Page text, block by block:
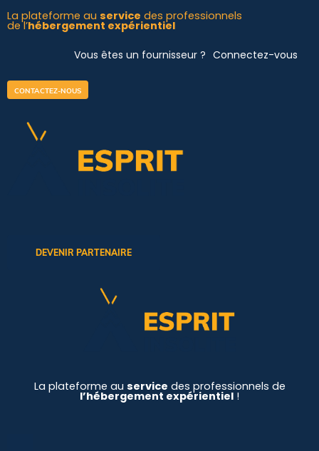
Aller
au
La plateforme au service des professionnels
de l’hébergement expérientiel
Vous êtes un fournisseur ? Connectez-vous
CONTACTEZ-NOUS
DEVENIR PARTENAIRE
La plateforme au service des professionnels de
l’hébergement expérientiel !